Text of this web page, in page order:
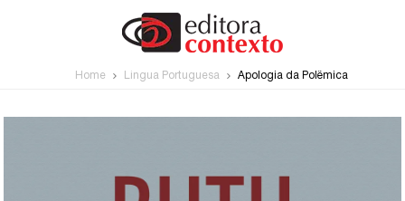
Home Língua Portuguesa Apologia da Polêmica